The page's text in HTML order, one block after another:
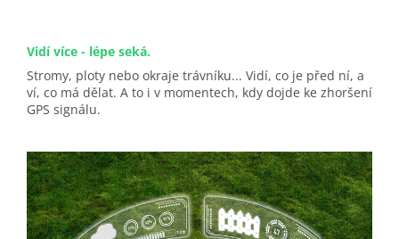
Vidí více - lépe seká.
Stromy, ploty nebo okraje trávníku... Vidí, co je před ní, a
ví, co má dělat. A to i v momentech, kdy dojde ke zhoršení
GPS signálu.